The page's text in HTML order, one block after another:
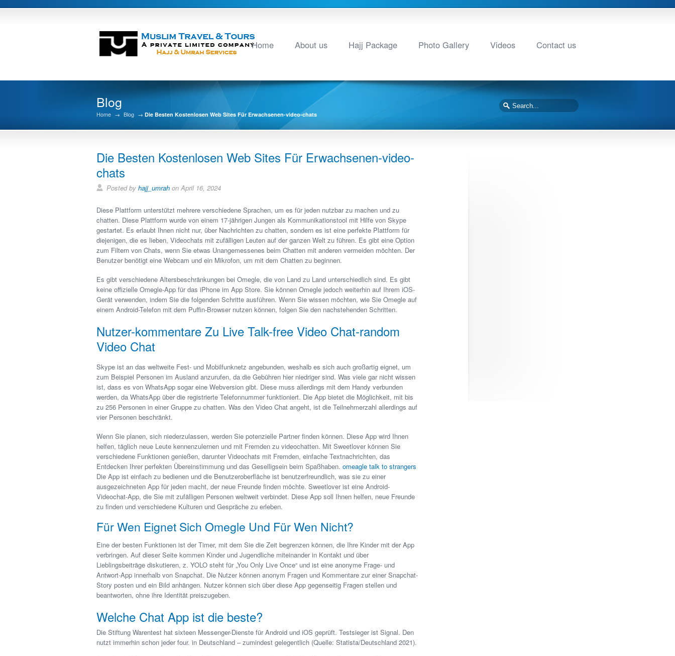
Home About us Hajj Package Photo Gallery Videos Contact us
Blog
Home → Blog → Die Besten Kostenlosen Web Sites Für Erwachsenen-video-chats
Die Besten Kostenlosen Web Sites Für Erwachsenen-video-
chats
Posted by hajj_umrah on April 16, 2024
Diese Plattform unterstützt mehrere verschiedene Sprachen, um es für jeden nutzbar zu machen und zu
chatten. Diese Plattform wurde von einem 17-jährigen Jungen als Kommunikationstool mit Hilfe von Skype
gestartet. Es erlaubt Ihnen nicht nur, über Nachrichten zu chatten, sondern es ist eine perfekte Plattform für
diejenigen, die es lieben, Videochats mit zufälligen Leuten auf der ganzen Welt zu führen. Es gibt eine Option
zum Filtern von Chats, wenn Sie etwas Unangemessenes beim Chatten mit anderen vermeiden möchten. Der
Benutzer benötigt eine Webcam und ein Mikrofon, um mit dem Chatten zu beginnen.
Es gibt verschiedene Altersbeschränkungen bei Omegle, die von Land zu Land unterschiedlich sind. Es gibt
keine offizielle Omegle-App für das iPhone im App Store. Sie können Omegle jedoch weiterhin auf Ihrem iOS-
Gerät verwenden, indem Sie die folgenden Schritte ausführen. Wenn Sie wissen möchten, wie Sie Omegle auf
einem Android-Telefon mit dem Puffin-Browser nutzen können, folgen Sie den nachstehenden Schritten.
Nutzer-kommentare Zu Live Talk-free Video Chat-random
Video Chat
Skype ist an das weltweite Fest- und Mobilfunknetz angebunden, weshalb es sich auch großartig eignet, um
zum Beispiel Personen im Ausland anzurufen, da die Gebühren hier niedriger sind. Was viele gar nicht wissen
ist, dass es von WhatsApp sogar eine Webversion gibt. Diese muss allerdings mit dem Handy verbunden
werden, da WhatsApp über die registrierte Telefonnummer funktioniert. Die App bietet die Möglichkeit, mit bis
zu 256 Personen in einer Gruppe zu chatten. Was den Video Chat angeht, ist die Teilnehmerzahl allerdings auf
vier Personen beschränkt.
Wenn Sie planen, sich niederzulassen, werden Sie potenzielle Partner finden können. Diese App wird Ihnen
helfen, täglich neue Leute kennenzulernen und mit Fremden zu videochatten. Mit Sweetlover können Sie
verschiedene Funktionen genießen, darunter Videochats mit Fremden, einfache Textnachrichten, das
Entdecken Ihrer perfekten Übereinstimmung und das Geselligsein beim Spaßhaben. omeagle talk to strangers
Die App ist einfach zu bedienen und die Benutzeroberfläche ist benutzerfreundlich, was sie zu einer
ausgezeichneten App für jeden macht, der neue Freunde finden möchte. Sweetlover ist eine Android-
Videochat-App, die Sie mit zufälligen Personen weltweit verbindet. Diese App soll Ihnen helfen, neue Freunde
zu finden und verschiedene Kulturen und Gespräche zu erleben.
Für Wen Eignet Sich Omegle Und Für Wen Nicht?
Eine der besten Funktionen ist der Timer, mit dem Sie die Zeit begrenzen können, die Ihre Kinder mit der App
verbringen. Auf dieser Seite kommen Kinder und Jugendliche miteinander in Kontakt und über
Lieblingsbeiträge diskutieren, z. YOLO steht für „You Only Live Once“ und ist eine anonyme Frage- und
Antwort-App innerhalb von Snapchat. Die Nutzer können anonym Fragen und Kommentare zur einer Snapchat-
Story posten und ein Bild anhängen. Nutzer können sich über diese App gegenseitig Fragen stellen und
beantworten, ohne ihre Identität preiszugeben.
Welche Chat App ist die beste?
Die Stiftung Warentest hat sixteen Messenger-Dienste für Android und iOS geprüft. Testsieger ist Signal. Den
nutzt immerhin schon jeder four. in Deutschland – zumindest gelegentlich (Quelle: Statista/Deutschland 2021).